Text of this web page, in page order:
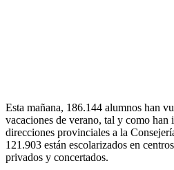
Esta mañana, 186.144 alumnos han
vacaciones de verano, tal y como han
direcciones provinciales a la
121.903 están escolarizados en
privados y concertados.